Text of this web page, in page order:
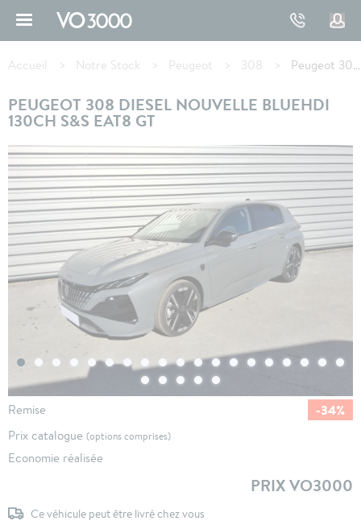
d'Ariane
Accueil Notre Stock Peugeot 308 Peugeot 308 DIESEL BlueHDi 130ch S&S EAT8 GT
PEUGEOT 308 DIESEL NOUVELLE BLUEHDI
130CH S&S EAT8 GT
Remise -34%
Prix catalogue (options comprises)
Economie réalisée
PRIX VO3000
Ce véhicule peut être livré chez vous